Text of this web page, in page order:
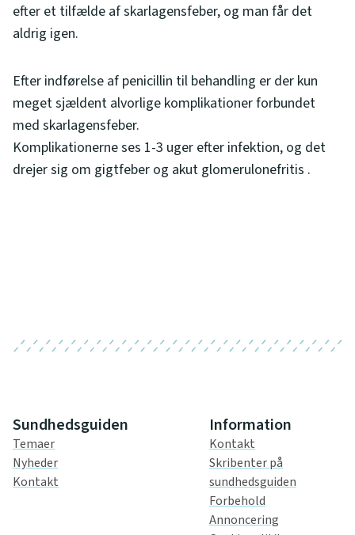
efter et tilfælde af skarlagensfeber, og man får det
aldrig igen.
Efter indførelse af penicillin til behandling er der kun
meget sjældent alvorlige komplikationer forbundet
med skarlagensfeber.
Komplikationerne ses 1-3 uger efter infektion, og det
drejer sig om gigtfeber og akut glomerulonefritis .
Sundhedsguiden
Temaer
Nyheder
Kontakt
Information
Kontakt
Skribenter på
sundhedsguiden
Forbehold
Annoncering